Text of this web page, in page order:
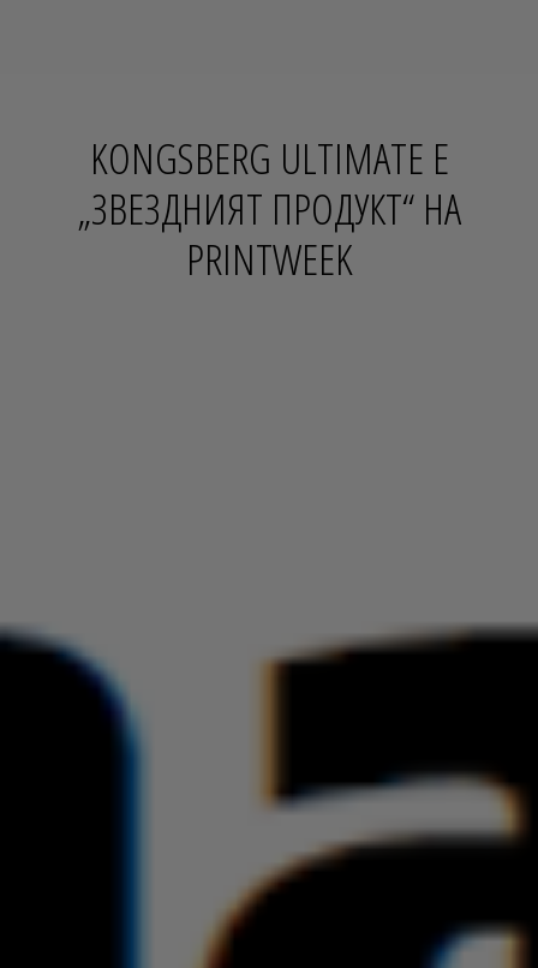
KONGSBERG ULTIMATE Е
„ЗВЕЗДНИЯТ ПРОДУКТ“ НА
PRINTWEEK